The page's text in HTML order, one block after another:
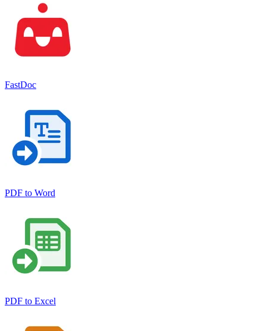
FastDoc
PDF to Word
PDF to Excel